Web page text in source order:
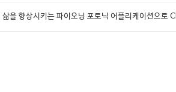
을 향상시키는 파이오닝 포토닉 어플리케이션으로